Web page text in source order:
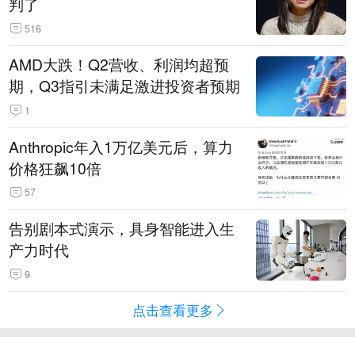
516
AMD大跌！Q2营收、利润均超预
期，Q3指引未满足激进投资者预期
1
Anthropic年入1万亿美元后，算力
价格狂飙10倍
57
告别剧本式演示，具身智能进入生
产力时代
9
点击查看更多